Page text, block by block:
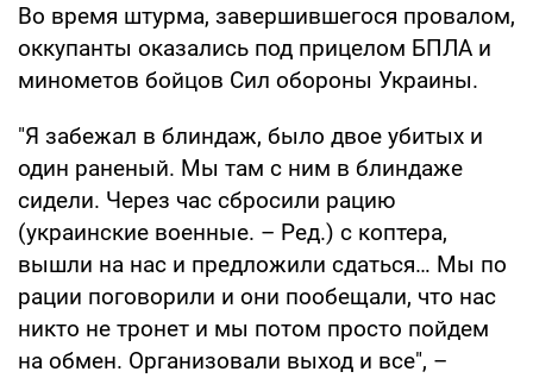
Во время штурма, завершившегося провалом,
оккупанты оказались под прицелом БПЛА и
минометов бойцов Сил обороны Украины.
"Я забежал в блиндаж, было двое убитых и
один раненый. Мы там с ним в блиндаже
сидели. Через час сбросили рацию
(украинские военные. – Ред.) с коптера,
вышли на нас и предложили сдаться… Мы по
рации поговорили и они пообещали, что нас
никто не тронет и мы потом просто пойдем
на обмен. Организовали выход и все", –